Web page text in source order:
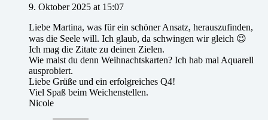
9. Oktober 2025 at 15:07
Liebe Martina, was für ein schöner Ansatz, herauszufinden,
was die Seele will. Ich glaub, da schwingen wir gleich 😉
Ich mag die Zitate zu deinen Zielen.
Wie malst du denn Weihnachtskarten? Ich hab mal Aquarell
ausprobiert.
Liebe Grüße und ein erfolgreiches Q4!
Viel Spaß beim Weichenstellen.
Nicole